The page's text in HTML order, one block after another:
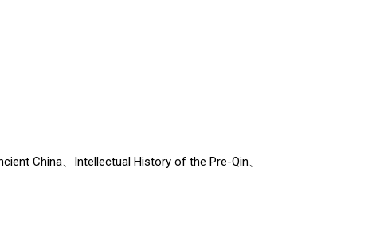
China、Intellectual History of the Pre-Qin、